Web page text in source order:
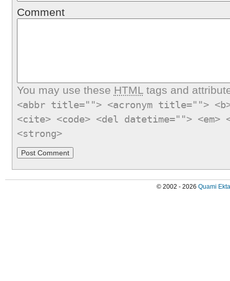
Comment
You may use these HTMLtags and
<abbr title=""> <acronym title="">
<cite> <code> <del datetime="">
<strong>
© 2002 - 2026 Quami